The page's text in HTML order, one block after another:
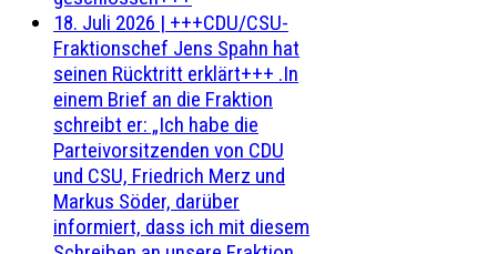
18. Juli 2026 | +++CDU/CSU-
Fraktionschef Jens Spahn hat
seinen Rücktritt erklärt+++ .In
einem Brief an die Fraktion
schreibt er: „Ich habe die
Parteivorsitzenden von CDU
und CSU, Friedrich Merz und
Markus Söder, darüber
informiert, dass ich mit diesem